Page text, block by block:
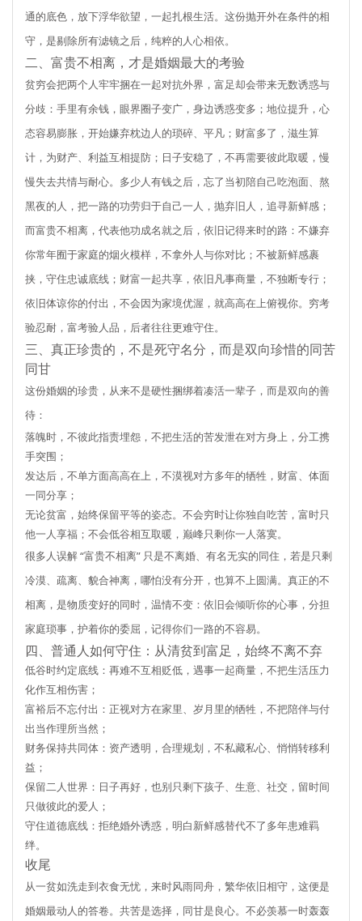
通的底色，放下浮华欲望，一起扎根生活。这份抛开外在条件的相
守，是剔除所有滤镜之后，纯粹的人心相依。
二、富贵不相离，才是婚姻最大的考验
贫穷会把两个人牢牢捆在一起对抗外界，富足却会带来无数诱惑与
分歧：手里有余钱，眼界圈子变广，身边诱惑变多；地位提升，心
态容易膨胀，开始嫌弃枕边人的琐碎、平凡；财富多了，滋生算
计，为财产、利益互相提防；日子安稳了，不再需要彼此取暖，慢
慢失去共情与耐心。多少人有钱之后，忘了当初陪自己吃泡面、熬
黑夜的人，把一路的功劳归于自己一人，抛弃旧人，追寻新鲜感；
而富贵不相离，代表他功成名就之后，依旧记得来时的路：不嫌弃
你常年囿于家庭的烟火模样，不拿外人与你对比；不被新鲜感裹
挟，守住忠诚底线；财富一起共享，依旧凡事商量，不独断专行；
依旧体谅你的付出，不会因为家境优渥，就高高在上俯视你。穷考
验忍耐，富考验人品，后者往往更难守住。
三、真正珍贵的，不是死守名分，而是双向珍惜的同苦
同甘
这份婚姻的珍贵，从来不是硬性捆绑着凑活一辈子，而是双向的善
待：
落魄时，不彼此指责埋怨，不把生活的苦发泄在对方身上，分工携
手突围；
发达后，不单方面高高在上，不漠视对方多年的牺牲，财富、体面
一同分享；
无论贫富，始终保留平等的姿态。不会穷时让你独自吃苦，富时只
他一人享福；不会低谷相互取暖，巅峰只剩你一人落寞。
很多人误解 “富贵不相离” 只是不离婚、有名无实的同住，若是只剩
冷漠、疏离、貌合神离，哪怕没有分开，也算不上圆满。真正的不
相离，是物质变好的同时，温情不变：依旧会倾听你的心事，分担
家庭琐事，护着你的委屈，记得你们一路的不容易。
四、普通人如何守住：从清贫到富足，始终不离不弃
低谷时约定底线：再难不互相贬低，遇事一起商量，不把生活压力
化作互相伤害；
富裕后不忘付出：正视对方在家里、岁月里的牺牲，不把陪伴与付
出当作理所当然；
财务保持共同体：资产透明，合理规划，不私藏私心、悄悄转移利
益；
保留二人世界：日子再好，也别只剩下孩子、生意、社交，留时间
只做彼此的爱人；
守住道德底线：拒绝婚外诱惑，明白新鲜感替代不了多年患难羁
绊。
收尾
从一贫如洗走到衣食无忧，来时风雨同舟，繁华依旧相守，这便是
婚姻最动人的答卷。共苦是选择，同甘是良心。不必羡慕一时轰轰